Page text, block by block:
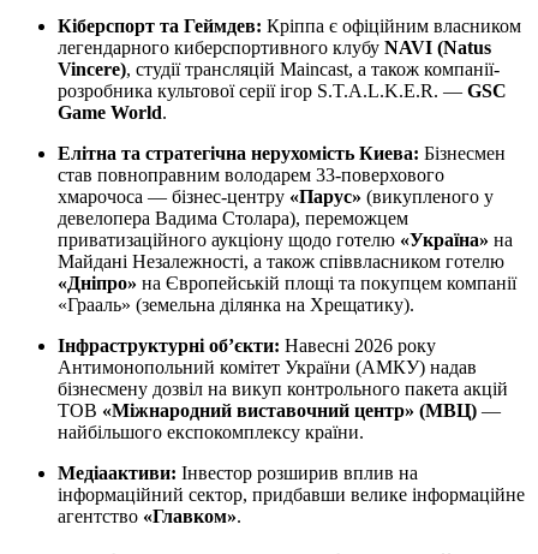
Кіберспорт та Геймдев: Кріппа є офіційним власником
легендарного киберспортивного клубу NAVI (Natus
Vincere), студії трансляцій Maincast, а також компанії-
розробника культової серії ігор S.T.A.L.K.E.R. — GSC
Game World.
Елітна та стратегічна нерухомість Киева: Бізнесмен
став повноправним володарем 33-поверхового
хмарочоса — бізнес-центру «Парус» (викупленого у
девелопера Вадима Столара), переможцем
приватизаційного аукціону щодо готелю «Україна» на
Майдані Незалежності, а також співвласником готелю
«Дніпро» на Європейській площі та покупцем компанії
«Грааль» (земельна ділянка на Хрещатику).
Інфраструктурні об’єкти: Навесні 2026 року
Антимонопольний комітет України (АМКУ) надав
бізнесмену дозвіл на викуп контрольного пакета акцій
ТОВ «Міжнародний виставочний центр» (МВЦ) —
найбільшого експокомплексу країни.
Медіаактиви: Інвестор розширив вплив на
інформаційний сектор, придбавши велике інформаційне
агентство «Главком».